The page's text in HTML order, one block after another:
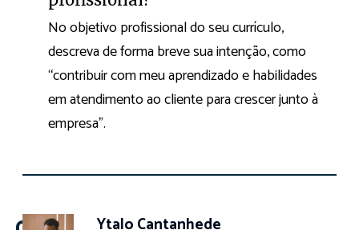
No objetivo profissional do seu currículo,
descreva de forma breve sua intenção, como
“contribuir com meu aprendizado e habilidades
em atendimento ao cliente para crescer junto à
empresa”.
Ytalo Cantanhede